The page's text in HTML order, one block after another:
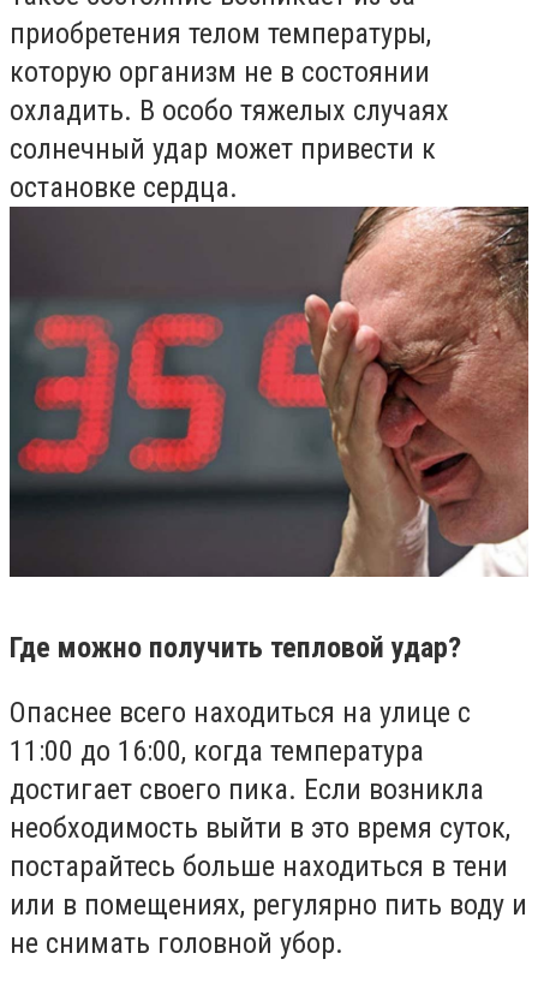
приобретения телом температуры,
которую организм не в состоянии
охладить. В особо тяжелых случаях
солнечный удар может привести к
остановке сердца.
Где можно получить тепловой удар?
Опаснее всего находиться на улице с
11:00 до 16:00, когда температура
достигает своего пика. Если возникла
необходимость выйти в это время суток,
постарайтесь больше находиться в тени
или в помещениях, регулярно пить воду и
не снимать головной убор.